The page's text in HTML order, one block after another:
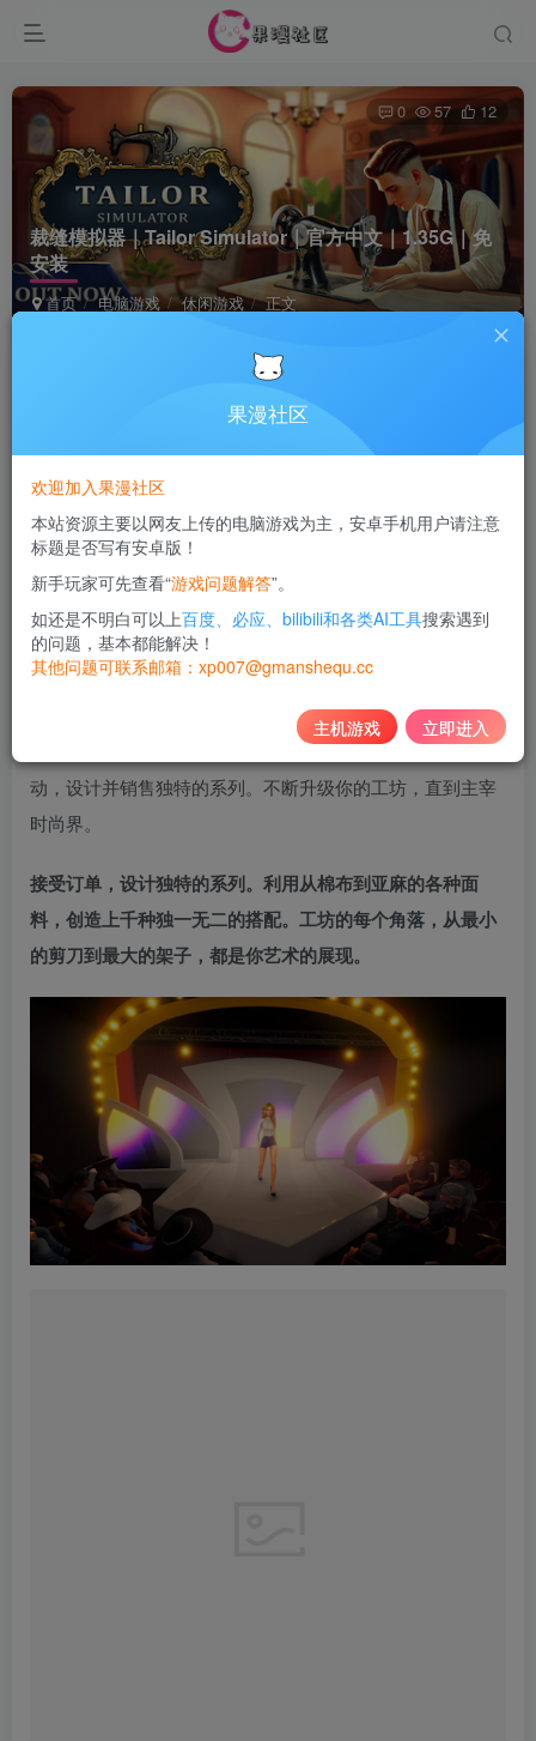
裁缝模拟器｜Tailor Simulator｜官方中文｜1.35G｜免
安装
首页 电脑游戏 休闲游戏 正文
0 57 12
此内容为付费资源，请付费后查看
10
黄金会员免费
打造你的裁缝工坊，建立专属于你的时尚帝国。与顾客互
动，设计并销售独特的系列。不断升级你的工坊，直到主宰
时尚界。
接受订单，设计独特的系列。利用从棉布到亚麻的各种面
料，创造上千种独一无二的搭配。工坊的每个角落，从最小
的剪刀到最大的架子，都是你艺术的展现。
果漫社区
欢迎加入果漫社区
本站资源主要以网友上传的电脑游戏为主，安卓手机用户请注意
标题是否写有安卓版！
新手玩家可先查看“游戏问题解答”。
如还是不明白可以上百度、必应、bilibili和各类AI工具搜索遇到
的问题，基本都能解决！
其他问题可联系邮箱：xp007@gmanshequ.cc
主机游戏 立即进入